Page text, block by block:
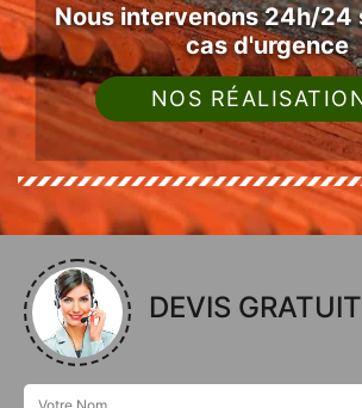
Nous intervenons 24h/24
cas d'urgence
NOS
DEVIS GRATUIT